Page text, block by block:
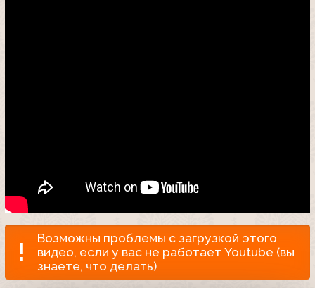
Возможны проблемы с загрузкой этого
видео, если у вас не работает Youtube (вы
знаете, что делать)